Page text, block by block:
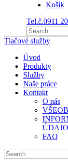
Košík
Tel.č.0911
Tlačové služby
Úvod
Produkty
Služby
Naše práce
Kontakt
O nás
FAQ